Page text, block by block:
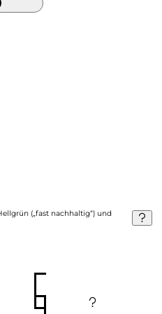
(„fast nachhaltig“) und